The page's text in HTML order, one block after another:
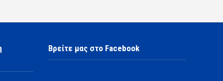
Βρείτε μας στο Facebook